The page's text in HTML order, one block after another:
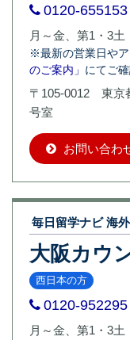
0120-655153
月～金、第1・3
※最新の営業日や
のご案内」 にてご確
〒105-0012 東京
号室
お問い合わ
毎日留学ナビ 海
大阪カウ
西日本の方
0120-952295
月～金、第1・3